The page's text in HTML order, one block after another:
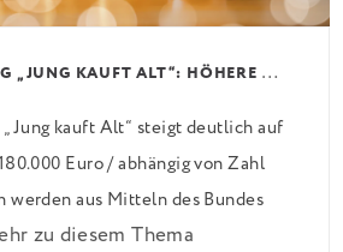
K
FW-FÖRDERUNG „JUNG KAUFT ALT“: HÖHERE KREDITE AB AUGUST 2026
kauft Alt“ steigt deutlich auf
Euro / abhängig von Zahl
werden aus Mitteln des Bundes
Zins bei 0,53 Prozent effektiv
zu diesem Thema